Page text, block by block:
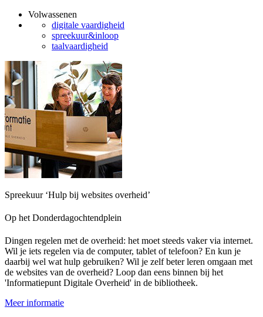
Volwassenen
digitale vaardigheid
spreekuur&inloop
taalvaardigheid
Spreekuur ‘Hulp bij websites overheid’
Op het Donderdagochtendplein
Dingen regelen met de overheid: het moet steeds vaker via internet.
Wil je iets regelen via de computer, tablet of telefoon? En kun je
daarbij wel wat hulp gebruiken? Wil je zelf beter leren omgaan met
de websites van de overheid? Loop dan eens binnen bij het
'Informatiepunt Digitale Overheid' in de bibliotheek.
Meer informatie